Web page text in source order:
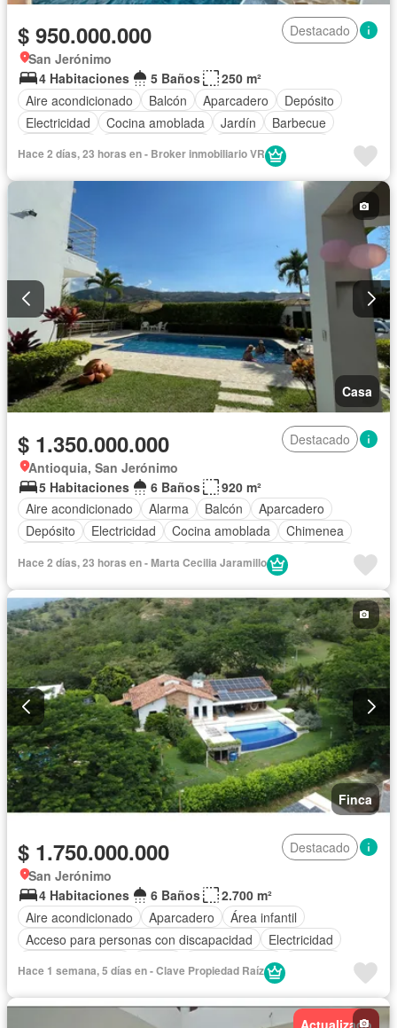
$ 950.000.000
Destacado
San Jerónimo
4 Habitaciones
5 Baños
250 m²
Aire acondicionado
Balcón Aparcadero
Depósito
Electricidad
Cocina amoblada Jardín
Barbecue
Seguridad privada
Hace 2 días, 23 horas en - Broker inmobiliario VR
Casa
$ 1.350.000.000
Destacado
Antioquia, San Jerónimo
5 Habitaciones
6 Baños
920 m²
Aire acondicionado
Alarma Balcón
Aparcadero
Depósito
Electricidad Cocina amoblada
Chimenea
Internet
Seguridad privada
Cuarto de servicio Piscina
Agua
Patio
Hace 2 días, 23 horas en - Marta Cecilia Jaramillo
Finca
$ 1.750.000.000
Destacado
San Jerónimo
4 Habitaciones
6 Baños
2.700 m²
Aire acondicionado
Aparcadero
Área infantil
Acceso para personas con discapacidad
Electricidad
Cocina integral
Seguridad privada
Cuarto de servicio
Piscina
Agua
Hace 1 semana, 5 días en - Clave Propiedad Raíz